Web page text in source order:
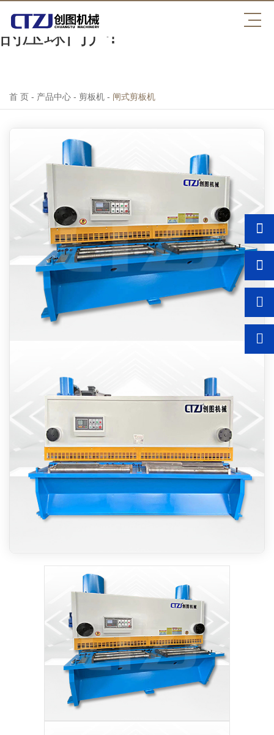
中国NBA压球官方网,最专业
的压球门户!
首 页 - 产品中心 - 剪板机 - 闸式剪板机